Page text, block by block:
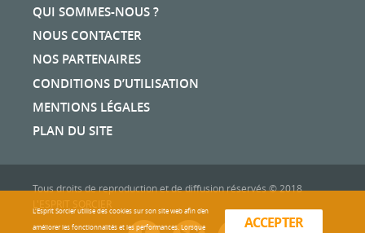
QUI SOMMES-NOUS ?
NOUS CONTACTER
NOS PARTENAIRES
CONDITIONS D’UTILISATION
MENTIONS LÉGALES
PLAN DU SITE
Tous droits de reproduction et de diffusion réservés © 2018
ACCEPTER
L'Esprit Sorcier utilise des cookies sur son site web afin d’en
améliorer les fonctionnalités et les performances. Lorsque